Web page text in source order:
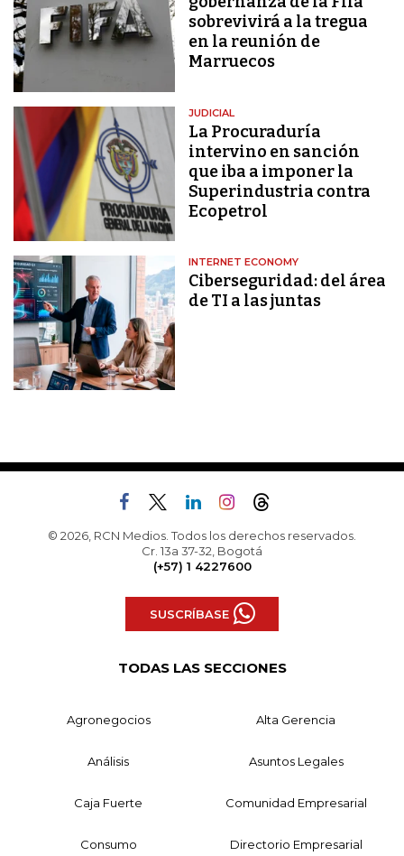
sobrevivirá a la tregua
en la reunión de
Marruecos
JUDICIAL
La Procuraduría
intervino en sanción
que iba a imponer la
Superindustria contra
Ecopetrol
INTERNET ECONOMY
Ciberseguridad: del área
de TI a las juntas
© 2026, RCN Medios. Todos los derechos reservados.
Cr. 13a 37-32, Bogotá
(+57) 1 4227600
SUSCRÍBASE
TODAS LAS SECCIONES
Agronegocios Alta Gerencia
Análisis Asuntos Legales
Caja Fuerte Comunidad Empresarial
Consumo Directorio Empresarial